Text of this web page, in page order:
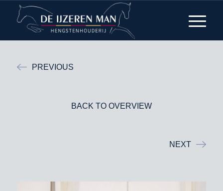
PREVIOUS
BACK TO OVERVIEW
NEXT